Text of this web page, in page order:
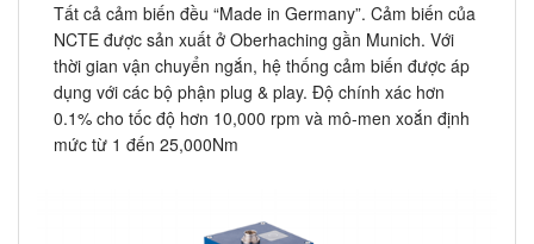
Tất cả cảm biến đều “Made in Germany”. Cảm biến của
NCTE được sản xuất ở Oberhaching gần Munich. Với
thời gian vận chuyển ngắn, hệ thống cảm biến được áp
dụng với các bộ phận plug & play. Độ chính xác hơn
0.1% cho tốc độ hơn 10,000 rpm và mô-men xoắn định
mức từ 1 đến 25,000Nm